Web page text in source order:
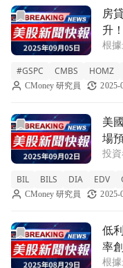
前往房貸利率持續下房
升！
根據
貸
逐漸
#GSPC CMBS HOMZ
CMoney 研究員 2025-
前往美國聯準會九月美
場
投
料
準會
BIL BILS DIA EDV
CMoney 研究員 2025-
前往低利率驅動購屋低
率
根